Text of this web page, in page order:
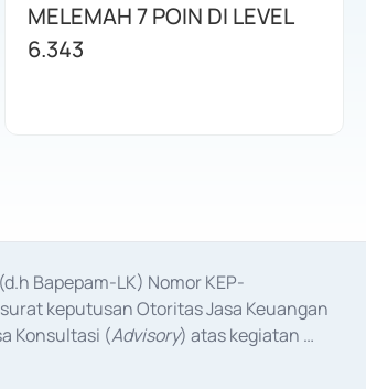
MELEMAH 7 POIN DI LEVEL
6.343
Bapepam-LK) Nomor KEP-
keputusan Otoritas Jasa Keuangan
Konsultasi (Advisory) atas kegiatan